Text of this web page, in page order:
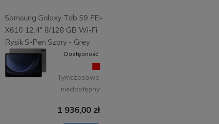
Samsung Galaxy Tab S9 FE+
X610 12.4" 8/128 GB Wi-Fi
Rysik S-Pen Szary - Grey
Dostępność:
Tymczasowo
niedostępny
1 936,00 zł